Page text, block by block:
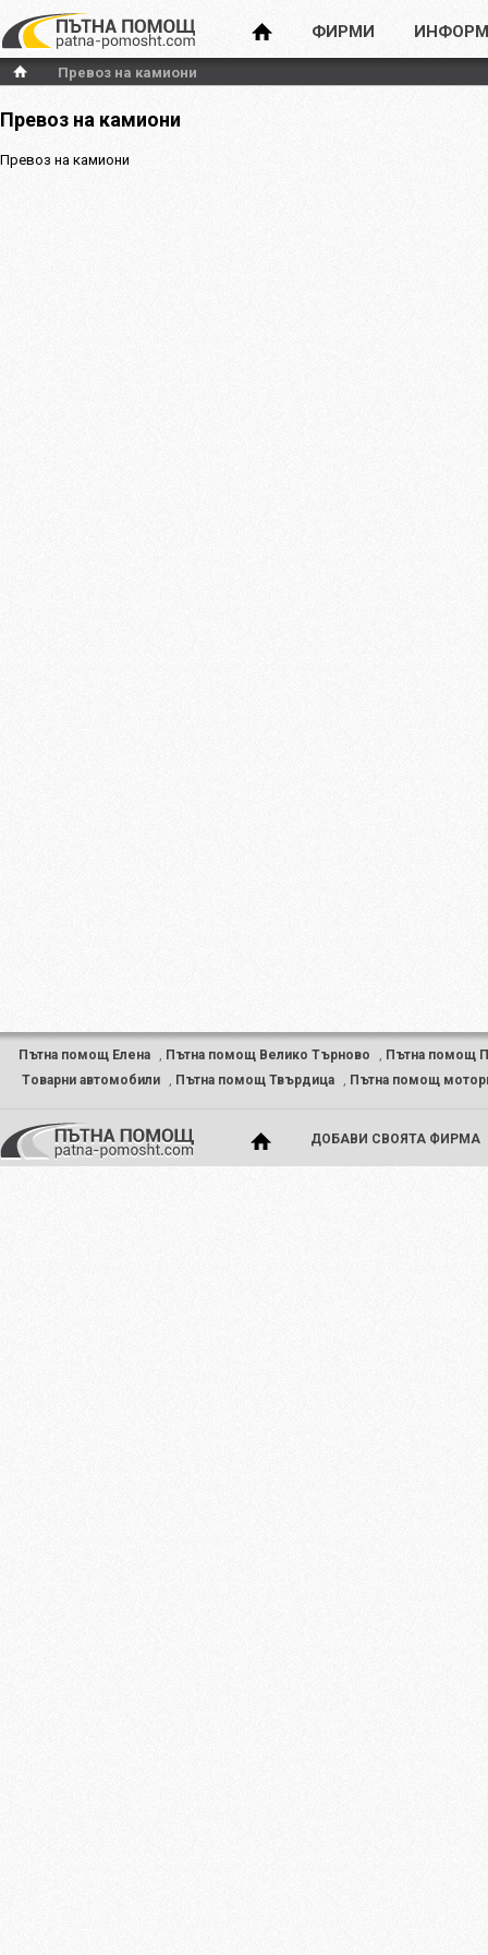
ФИРМИ
Превоз на камиони
Превоз на камиони
Превоз на камиони
Пътна помощ Елена , Пътна помощ Велико Търново , Пътна помощ
Tоварни автомобили
, Пътна помощ Твърдица , Пътна помощ
ДОБАВИ СВОЯТА ФИРМА